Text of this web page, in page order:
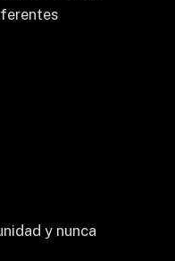
y nunca